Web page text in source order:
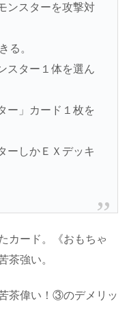
ンスターを攻撃対
る。
スター１体を選ん
ー」カード１枚を
ーしかＥＸデッキ
カード。《おもちゃ
茶強い。
茶偉い！③のデメリッ